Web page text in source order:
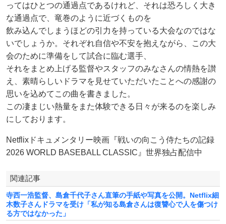
ってはひとつの通過点であるけれど、それは恐ろしく大き
な通過点で、竜巻のように近づくものを
飲み込んでしまうほどの引力を持っている大会なのではな
いでしょうか。それぞれ自信や不安を抱えながら、この大
会のために準備をして試合に臨む選手、
それをまとめ上げる監督やスタッフのみなさんの情熱を讃
え、素晴らしいドラマを見せていただいたことへの感謝の
思いを込めてこの曲を書きました。
この凄まじい熱量をまた体験できる日々が来るのを楽しみ
にしております。
Netflixドキュメンタリー映画『戦いの向こう侍たちの記録
2026 WORLD BASEBALL CLASSIC』世界独占配信中
関連記事
寺西一浩監督、島倉千代子さん直筆の手紙や写真を公開。Netflix細
木数子さんドラマを受け「私が知る島倉さんは復讐心で人を傷つけ
る方ではなかった」